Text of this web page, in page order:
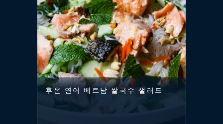
후온 연어 베트남 쌀국수 샐러드